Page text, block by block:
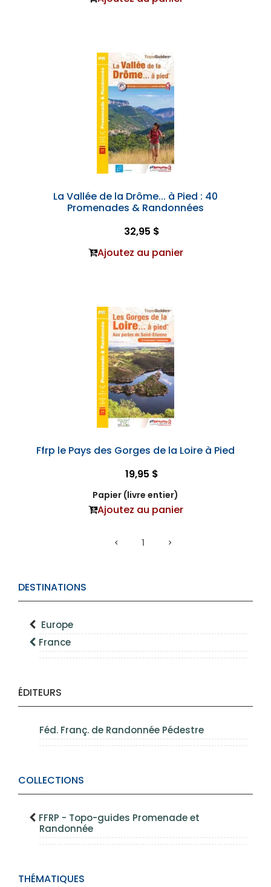
DESTINATIONS
Europe
France
ÉDITEURS
Féd. Franç. de Randonnée Pédestre
COLLECTIONS
FFRP - Topo-guides Promenade et
Randonnée
THÉMATIQUES
La Vallée de la Drôme... à Pied : 40
Promenades & Randonnées
32,95 $
Ajoutez au panier
Ffrp le Pays des Gorges de la Loire à Pied
19,95 $
Papier (livre entier)
Ajoutez au panier
1